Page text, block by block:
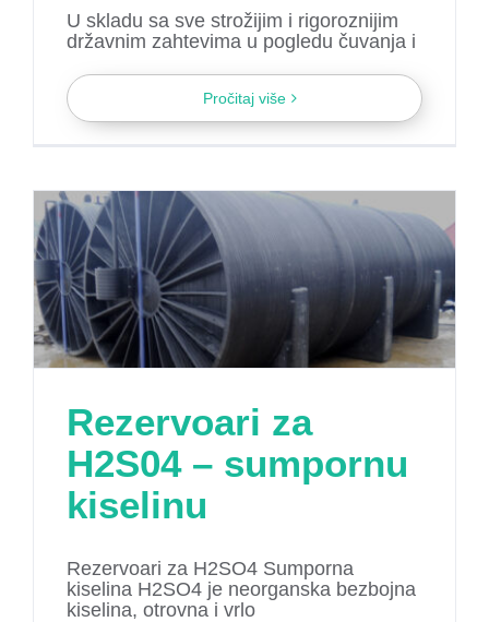
U skladu sa sve strožijim i rigoroznijim
državnim zahtevima u pogledu čuvanja i
Pročitaj više
Rezervoari za
H2S04 – sumpornu
kiselinu
Rezervoari za H2SO4 Sumporna
kiselina H2SO4 je neorganska bezbojna
kiselina, otrovna i vrlo